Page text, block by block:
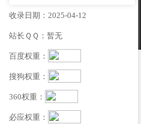
收录日期：2025-04-12
站长ＱＱ：暂无
百度权重：
搜狗权重：
360权重：
必应权重：